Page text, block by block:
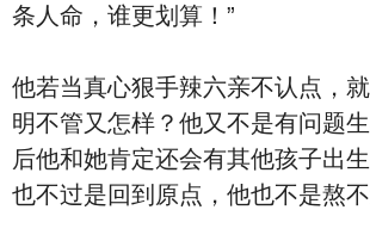
条人命，谁更划算！”
他若当真心狠手辣六亲不认点，
明不管又怎样？他又不是有问题
后他和她肯定还会有其他孩子出
也不过是回到原点，他也不是熬不